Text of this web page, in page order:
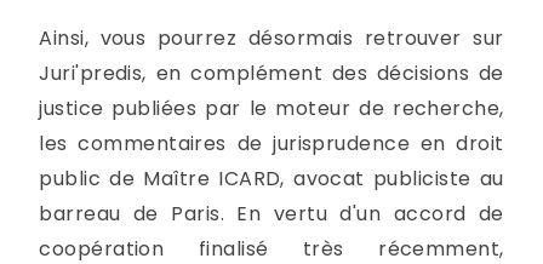
Ainsi, vous pourrez désormais retrouver sur
Juri'predis, en complément des décisions de
justice publiées par le moteur de recherche,
les commentaires de jurisprudence en droit
public de Maître ICARD, avocat publiciste au
barreau de Paris. En vertu d'un accord de
coopération finalisé très récemment,